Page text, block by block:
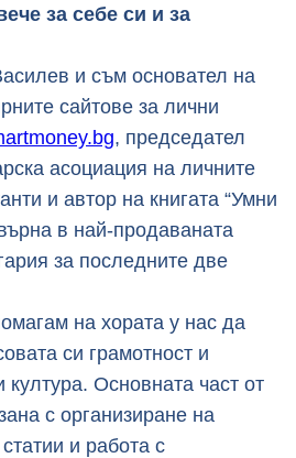
за себе си и за
и съм основател на
сайтове за лични
, председател
асоциация на личните
и автор на книгата “Умни
в най-продаваната
за последните две
на хората у нас да
си грамотност и
култура. Основната част от
с организиране на
и работа с